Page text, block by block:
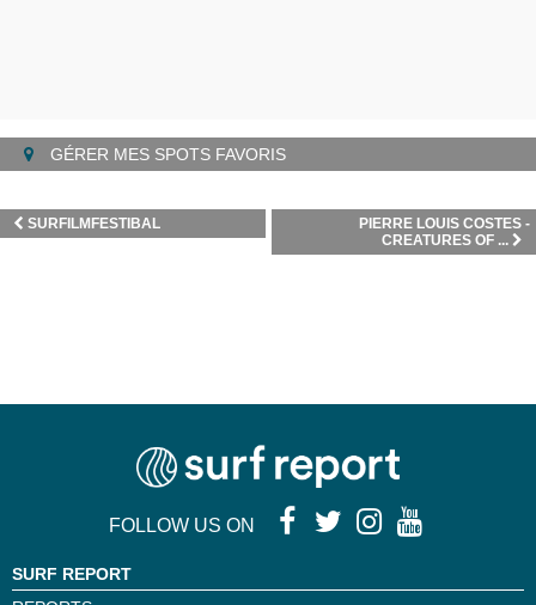
GÉRER MES SPOTS FAVORIS
PIERRE LOUIS COSTES -
CREATURES OF ...
SURFILMFESTIBAL
FOLLOW US ON
SURF REPORT